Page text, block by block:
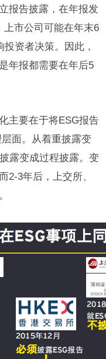
报告披露，在年报发
上市公司可能在年末6
资者决策。因此，
年报都需要在年后5
主要在于将ESG报告
面。从着重披露变
露变成过程披露。变
2-3年后，上交所、